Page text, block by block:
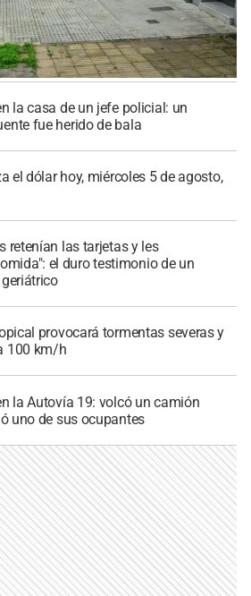
la casa de un jefe policial: un
fue herido de bala
el dólar hoy, miércoles 5 de agosto,
retenían las tarjetas y les
el duro testimonio de un
provocará tormentas severas y
100 km/h
la Autovía 19: volcó un camión
uno de sus ocupantes